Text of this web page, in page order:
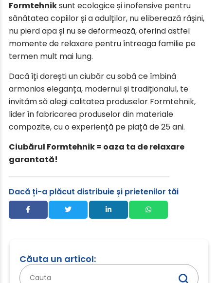
Căuta un articol:
Caută
după:
Formtehniksunt ecologice și inofensive pentru
sănătatea copiilor și a adulților, nu eliberează rășini,
nu pierd apa și nu se deformează, oferind astfel
momente de relaxare pentru întreaga familie pe
termen mult mai lung.
Dacă îți dorești un ciubăr cu sobă ce îmbină
armonios eleganța, modernul și tradiționalul, te
invităm să alegi calitatea produselor Formtehnik,
lider în fabricarea produselor din materiale
compozite, cu o experiență pe piață de 25 ani.
Ciubărul Formtehnik = oaza ta de relaxare
garantată!
Dacă ți-a plăcut distribuie și prietenilor tăi